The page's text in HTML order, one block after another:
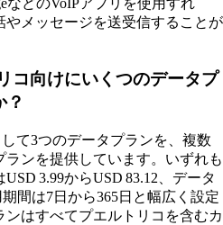
メッセージを送受信することが
コ向けにいくつのデータプ
？
て3つのデータプランを、複数
ランを提供しています。いずれも
3.99からUSD 83.12、データ
間は7日から365日と幅広く設定
はすべてプエルトリコを含むカ